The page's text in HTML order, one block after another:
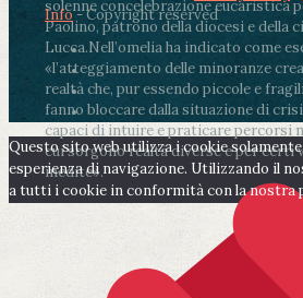
solenne concelebrazione eucaristica
Paolino, patrono della diocesi e della
Lucca.Nell’omelia ha indicato come
«l’atteggiamento delle minoranze
realtà che, pur essendo piccole e
fanno bloccare dalla situazione di
capaci di intuire e praticare percorsi
cui sorgono realtà diverse e per certi
inedite».
Info- Copyright reserved
Questo sito web utilizza i cookie
esperienza di navigazione. Utilizzando il
a tutti i cookie in conformità con la nostra